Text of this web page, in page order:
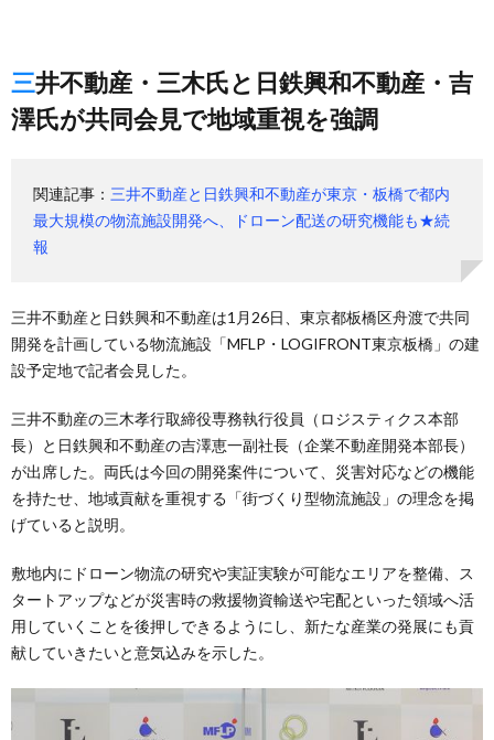
三井不動産・三木氏と日鉄興和不動産・吉
澤氏が共同会見で地域重視を強調
関連記事： 三井不動産と日鉄興和不動産が東京・板橋で都内
最大規模の物流施設開発へ、ドローン配送の研究機能も★続
報
三井不動産と日鉄興和不動産は1月26日、東京都板橋区舟渡で共同
開発を計画している物流施設「MFLP・LOGIFRONT東京板橋」の建
設予定地で記者会見した。
三井不動産の三木孝行取締役専務執行役員（ロジスティクス本部
長）と日鉄興和不動産の吉澤恵一副社長（企業不動産開発本部長）
が出席した。両氏は今回の開発案件について、災害対応などの機能
を持たせ、地域貢献を重視する「街づくり型物流施設」の理念を掲
げていると説明。
敷地内にドローン物流の研究や実証実験が可能なエリアを整備、ス
タートアップなどが災害時の救援物資輸送や宅配といった領域へ活
用していくことを後押しできるようにし、新たな産業の発展にも貢
献していきたいと意気込みを示した。